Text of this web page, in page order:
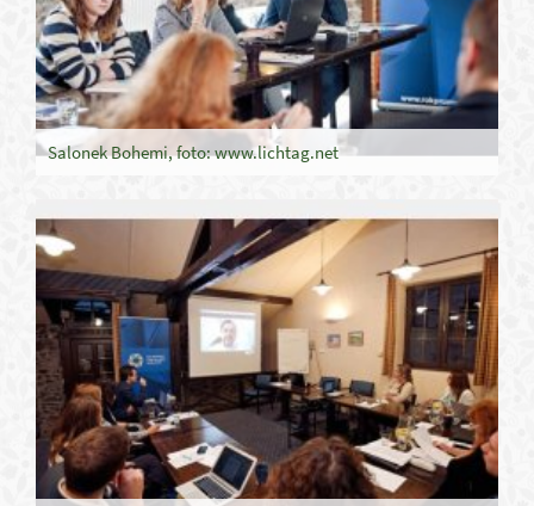
Salonek Bohemi, foto: www.lichtag.net